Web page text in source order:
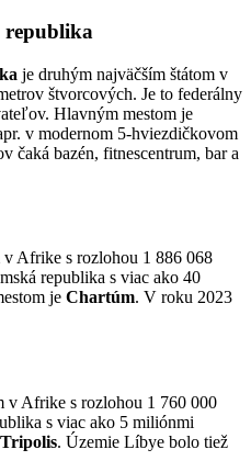
republika
je druhým najväčším štátom v
štvorcových. Je to federálny
Hlavným mestom je
v modernom 5-hviezdičkovom
čaká bazén, fitnescentrum, bar a
v Afrike s rozlohou 1 886 068
republika s viac ako 40
je Chartúm. V roku 2023
v Afrike s rozlohou 1 760 000
s viac ako 5 miliónmi
Tripolis. Územie Líbye bolo tiež